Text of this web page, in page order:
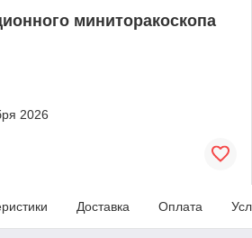
миниторакоскопа
2026
Доставка Оплата